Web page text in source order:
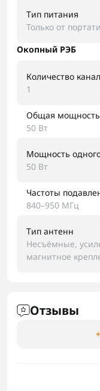
Тип питания
Только от
Окопный РЭБ
Количество
1
Общая
50 Вт
Мощность
50 Вт
Частоты
840–950 МГц
Тип антенн
Несъёмные,
магнитное
Отзывы